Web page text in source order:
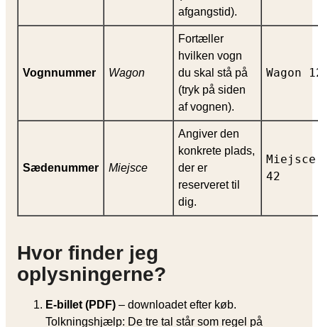
afgangstid).
Vognnummer Wagon
Fortæller
hvilken vogn
du skal stå på
(tryk på siden
af vognen).
Wagon
Sædenummer Miejsce
Angiver den
konkrete plads,
der er
reserveret til
dig.
Miejsce
42
Hvor finder jeg
oplysningerne?
E-billet (PDF) – downloadet efter køb.
Tolkningshjælp: De tre tal står som regel på